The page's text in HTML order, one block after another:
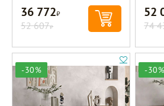
36 772Р
52 607Р
52
74
-30% -30%